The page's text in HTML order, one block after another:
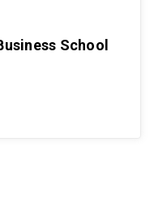
School